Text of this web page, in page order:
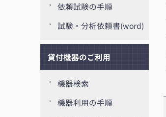
依頼試験の手順
試験・分析依頼書(word)
貸付機器のご利用
機器検索
機器利用の手順